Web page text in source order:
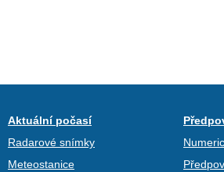
Aktuální počasí
Radarové snímky
Meteostanice